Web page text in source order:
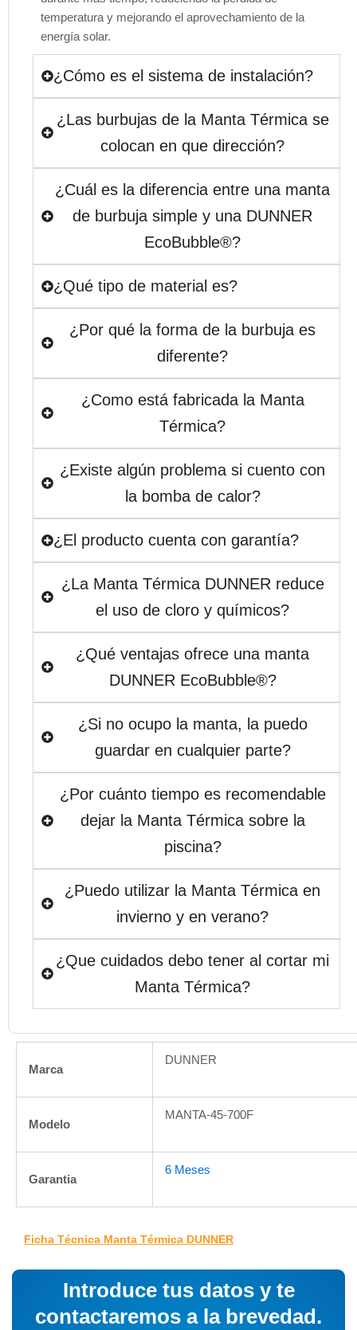
temperatura y mejorando el aprovechamiento de la
energía solar.
¿Cómo es el sistema de instalación?
¿Las burbujas de la Manta Térmica se
colocan en que dirección?
¿Cuál es la diferencia entre una manta
de burbuja simple y una DUNNER
EcoBubble®?
¿Qué tipo de material es?
¿Por qué la forma de la burbuja es
diferente?
¿Como está fabricada la Manta
Térmica?
¿Existe algún problema si cuento con
la bomba de calor?
¿El producto cuenta con garantía?
¿La Manta Térmica DUNNER reduce
el uso de cloro y químicos?
¿Qué ventajas ofrece una manta
DUNNER EcoBubble®?
¿Si no ocupo la manta, la puedo
guardar en cualquier parte?
¿Por cuánto tiempo es recomendable
dejar la Manta Térmica sobre la
piscina?
¿Puedo utilizar la Manta Térmica en
invierno y en verano?
¿Que cuidados debo tener al cortar mi
Manta Térmica?
Marca
DUNNER
Modelo
MANTA-45-700F
Garantia
6 Meses
Ficha Técnica Manta Térmica DUNNER
Introduce tus datos y te
contactaremos a la brevedad.